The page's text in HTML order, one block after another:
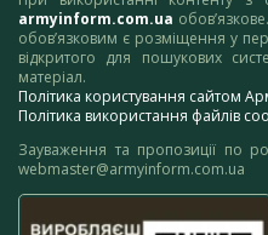
armyinform.com.ua
обов’язковим є розміщення у
відкритого для пошукових
матеріал.
Політика користування сайтом
Політика використання файлів
Зауваження та пропозиції по
webmaster@armyinform.com.ua